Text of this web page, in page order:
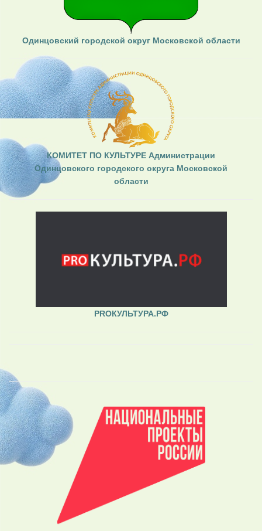
Одинцовский городской округ Московской области
КОМИТЕТ ПО КУЛЬТУРЕ Администрации
Одинцовского городского округа Московской
области
PROКУЛЬТУРА.РФ